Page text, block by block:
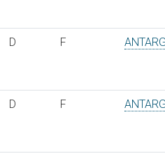
D F
D F